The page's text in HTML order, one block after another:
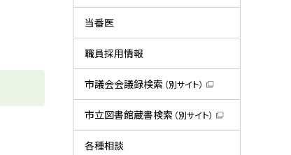
ィ
ウ
き
ま
す
）
当番医
職員採用情報
市議会会議録検索 （別サイト）
新
規
ウ
ィ
市立図書館蔵書検索 （別サイト）
新
各種相談